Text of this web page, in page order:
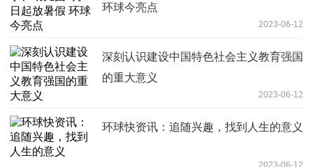
环球今亮点
2023-06-12
深刻认识建设中国特色社会主义教育强国
的重大意义
2023-06-12
环球快资讯：追随兴趣，找到人生的意义
2023-06-12